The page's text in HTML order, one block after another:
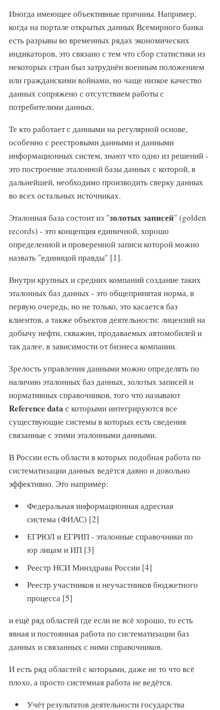
Иногда имеющее объективные причины. Например,
когда на портале открытых данных Всемирного банка
есть разрывы во временных рядах экономических
индикаторов, это связано с тем что сбор статистики из
некоторых стран был затруднён военным положением
или гражданскими войнами, но чаще низкое качество
данных сопряжено с отсутствием работы с
потребителями данных.
Те кто работает с данными на регулярной основе,
особенно с реестровыми данными и данными
информационных систем, знают что одно из решений -
это построение эталонной базы данных с которой, в
дальнейшей, необходимо производить сверку данных
во всех остальных источниках.
Эталонная база состоит из "золотых записей" (golden
records) - это концепция единичной, хорошо
определенной и проверенной записи которой можно
назвать "единицой правды" [1].
Внутри крупных и средних компаний создание таких
эталонных баз данных - это общепринятая норма, в
первую очередь, но не только, это касается баз
клиентов, а также объектов деятельности: лицензий на
добычу нефти, скважин, продаваемых автомобилей и
так далее, в зависимости от бизнеса компании.
Зрелость управления данными можно определять по
наличию эталонных баз данных, золотых записей и
нормативных справочников, того что называют
Reference data с которыми интегрируются все
существующие системы в которых есть сведения
связанные с этими эталонными данными.
В России есть области в которых подобная работа по
систематизации данных ведётся давно и довольно
эффективно. Это например:
Федеральная информационная адресная
система (ФИАС) [2]
ЕГРЮЛ и ЕГРИП - эталонные справочники по
юр лицам и ИП [3]
Реестр НСИ Минздрава России [4]
Реестр участников и неучастников бюджетного
процесса [5]
и ещё ряд областей где если не всё хорошо, то есть
явная и постоянная работа по систематизации баз
данных и связанных с ними справочников.
И есть ряд областей с которыми, даже не то что всё
плохо, а просто системная работа не ведётся.
Учёт результатов деятельности государства